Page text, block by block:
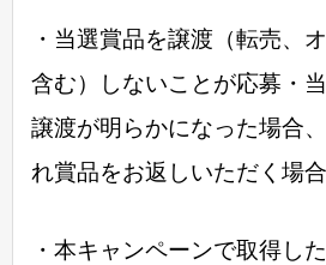
・当選賞品を譲渡（転売、
含む）しないことが応募・
譲渡が明らかになった場合
れ賞品をお返しいただく場合
・本キャンペーンで取得し